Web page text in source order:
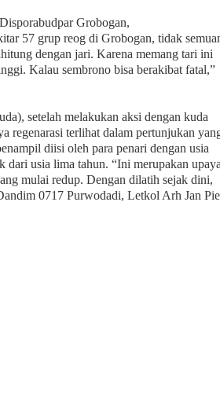
Grobogan,
57 grup reog di Grobogan, tidak
dengan jari. Karena memang tari ini
Kalau sembrono bisa berakibat fatal,”
setelah melakukan aksi dengan kuda
regenarasi terlihat dalam pertunjukan
diisi oleh para penari dengan usia
dari usia lima tahun. “Ini merupakan upaya
mulai redup. Dengan dilatih sejak dini,
0717 Purwodadi, Letkol Arh Jan